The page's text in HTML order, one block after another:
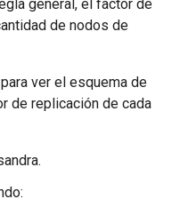
general, el factor de
de nodos de
ver el esquema de
de replicación de cada